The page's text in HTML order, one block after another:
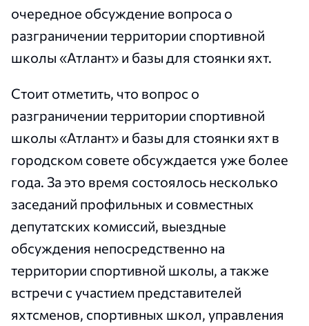
очередное обсуждение вопроса о
разграничении территории спортивной
школы «Атлант» и базы для стоянки яхт.
Стоит отметить, что вопрос о
разграничении территории спортивной
школы «Атлант» и базы для стоянки яхт в
городском совете обсуждается уже более
года. За это время состоялось несколько
заседаний профильных и совместных
депутатских комиссий, выездные
обсуждения непосредственно на
территории спортивной школы, а также
встречи с участием представителей
яхтсменов, спортивных школ, управления